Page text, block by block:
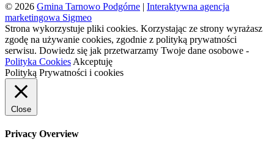
© 2026 Gmina Tarnowo Podgórne | Interaktywna agencja
marketingowa Sigmeo
Strona wykorzystuje pliki cookies. Korzystając ze strony wyrażasz
zgodę na używanie cookies, zgodnie z polityką prywatności
serwisu. Dowiedz się jak przetwarzamy Twoje dane osobowe -
Polityka Cookies Akceptuję
Polityką Prywatności i cookies
Close
Privacy Overview